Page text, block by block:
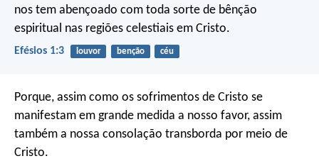
nos tem abençoado com toda sorte de bênção
espiritual nas regiões celestiais em Cristo.
Efésios 1:3 louvor benção céu
Porque, assim como os sofrimentos de Cristo se
manifestam em grande medida a nosso favor, assim
também a nossa consolação transborda por meio de
Cristo.